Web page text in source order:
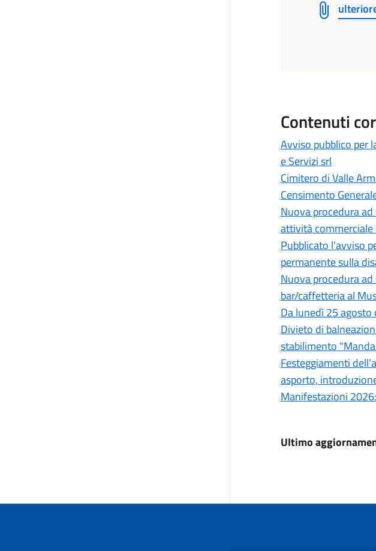
Contenuti
Avviso pubblico per
e Servizi srl
Cimitero di Valle
Censimento
Nuova procedura
attività
Pubblicato l'avviso
permanente sulla
Nuova procedura
bar/caffetteria al
Da lunedì 25
Divieto di
stabilimento
Festeggiamenti
asporto,
Manifestazioni
Ultimo